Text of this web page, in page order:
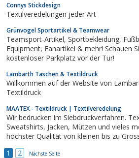
Connys Stickdesign
Textilveredelungen jeder Art
Grünvogel Sportartikel & Teamwear
Teamsport-Artikel, Sportbekleidung, Fußballschuhe, Trikots,
Equipment, Fanartikel & mehr! Schauen Sie noch heute vorbei-
kostenloser Parkplatz vor der Tür!
Lambarth Taschen & Textildruck
Willkommen auf der Website von
Textildruck
MAATEX - Textildruck | Textilveredelung
Wir bedrucken im Siebdruckverfahren.
Sweatshirts, Jacken, Mützen und vieles mehr fertigen wir in
höchster Qualität von kleinen bis zu
1 2 Nächste Seite